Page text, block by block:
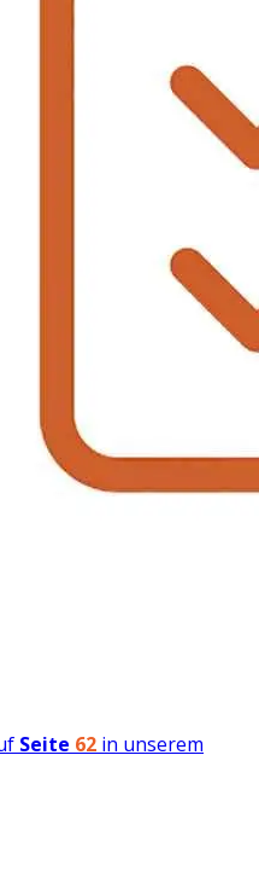
Seite 62 in unserem